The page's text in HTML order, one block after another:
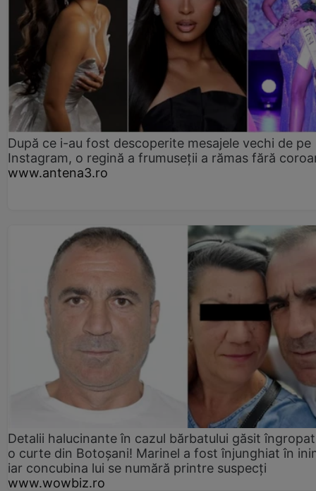
După ce i-au fost descoperite mesajele vechi de pe
Instagram, o regină a frumuseții a rămas fără
www.antena3.ro
Detalii halucinante în cazul bărbatului găsit
o curte din Botoșani! Marinel a fost înjunghiat în
iar concubina lui se numără printre suspecți
www.wowbiz.ro